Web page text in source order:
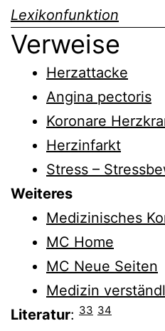
Lexikonfunktion
Verweise
Herzattacke
Angina pectoris
Koronare
Herzinfarkt
Stress –
Weiteres
Medizinisches
MC Home
MC Neue Seiten
Medizin
Literatur: 33 34